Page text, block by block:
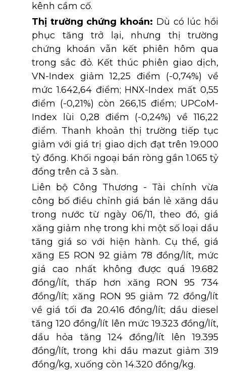
kênh cầm cố.
Thị trường chứng khoán: Dù có lúc hồi
phục tăng trở lại, nhưng thị trường
chứng khoán vẫn kết phiên hôm qua
trong sắc đỏ. Kết thúc phiên giao dịch,
VN-Index giảm 12,25 điểm (-0,74%) về
mức 1.642,64 điểm; HNX-Index mất 0,55
điểm (-0,21%) còn 266,15 điểm; UPCoM-
Index lùi 0,28 điểm (-0,24%) về 116,22
điểm. Thanh khoản thị trường tiếp tục
giảm với giá trị giao dịch đạt trên 19.000
tỷ đồng. Khối ngoại bán ròng gần 1.065 tỷ
đồng trên cả 3 sàn.
Liên bộ Công Thương - Tài chính vừa
công bố điều chỉnh giá bán lẻ xăng dầu
trong nước từ ngày 06/11, theo đó, giá
xăng giảm nhẹ trong khi một số loại dầu
tăng giá so với hiện hành. Cụ thể, giá
xăng E5 RON 92 giảm 78 đồng/lít, mức
giá cao nhất không được quá 19.682
đồng/lít, thấp hơn xăng RON 95 734
đồng/lít; xăng RON 95 giảm 72 đồng/lít
về giá tối đa 20.416 đồng/lít; dầu diesel
tăng 120 đồng/lít lên mức 19.323 đồng/lít,
dầu hỏa tăng 124 đồng/lít lên 19.395
đồng/lít, trong khi dầu mazut giảm 319
đồng/kg, xuống còn 14.320 đồng/kg.